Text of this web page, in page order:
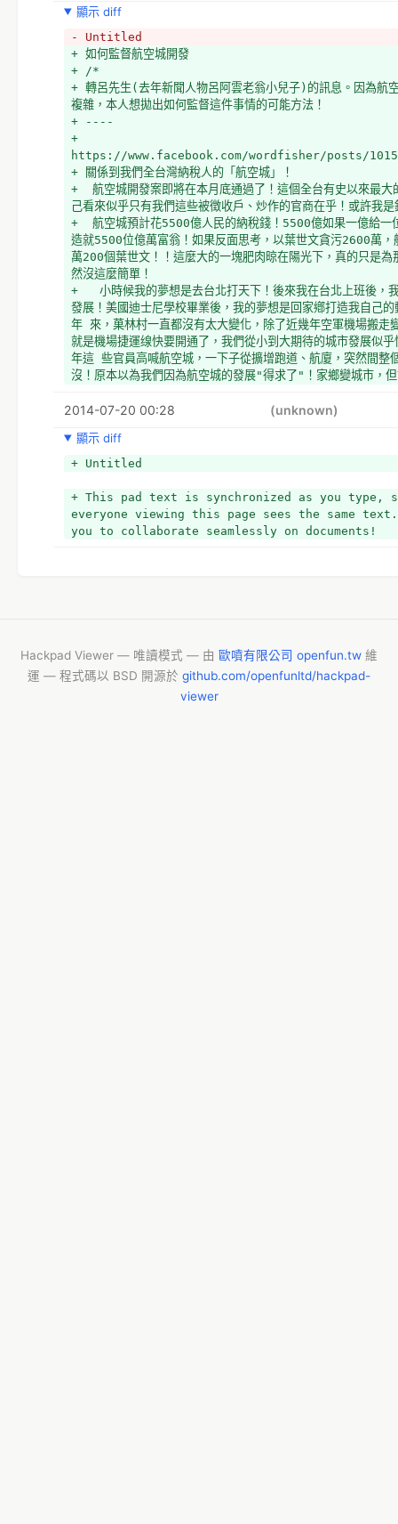
+
顯示 diff
- Untitled
+ 如何監督航空城開發
+ /*
+ 轉呂先生(去年新聞人物呂阿雲老翁小兒子)的訊息。因為航
複雜，本人想拋出如何監督這件事情的可能方法！
+ ----
+
https://www.facebook.com/wordfisher/posts/
+ 關係到我們全台灣納稅人的「航空城」！
+  航空城開發案即將在本月底通過了！這個全台有史以來最大
己看來似乎只有我們這些被徴收戶、炒作的官商在乎！或許我是
+  航空城預計花5500億人民的納稅錢！5500億如果一億給一
造就5500位億萬富翁！如果反面思考，以葉世文貪污2600萬，
萬200個葉世文！！這麼大的一塊肥肉晾在陽光下，真的只是為
然沒這麼簡單！
+   小時候我的夢想是去台北打天下！後來我在台北上班後，
發展！美國迪士尼學校畢業後，我的夢想是回家鄕打造我自己
年 來，菓林村一直都沒有太大變化，除了近幾年空軍機場搬走
就是機場捷運缐快要開通了，我們從小到大期待的城市發展似
年這 些官員高喊航空城，一下子從擴增跑道、航廈，突然間整
沒！原本以為我們因為航空城的發展"得求了"！家鄉變城市，
最不值錢，房屋仲介絕對不要的墳墓區！好死不死就在阿公阿
+  相信全國人民大家都希望我們有一流的國際機場！但如果你
把整個大園人都趕走，一切移為㔻地！我們只是多了一條跑道
期待航空城嗎？花這麼多錢到底進了誰口袋呢？
+   我們當然希望國際機場有世界水準，但這餅劃這麼大，而
跑道和第三航廈？！那來的世界水準？！但如果全國民衆團結
you to collaborate seamlessly on documents!
+
2014-07-20 00:28 (unknown)
顯示 diff
+ Untitled
+ This pad text is synchronized as you type,
everyone viewing this page sees the same
you to collaborate seamlessly on documents!
Hackpad Viewer — 唯讀模式 — 由 歐噴有限公司 openfun.tw 維
運 — 程式碼以 BSD 開源於 github.com/openfunltd/hackpad-
viewer